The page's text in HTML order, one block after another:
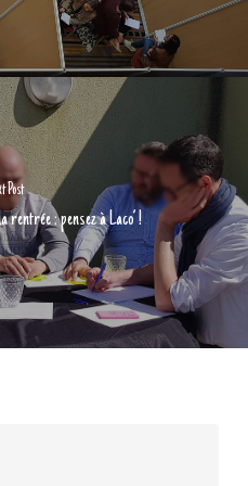
Post
: pensez à Laco’ !